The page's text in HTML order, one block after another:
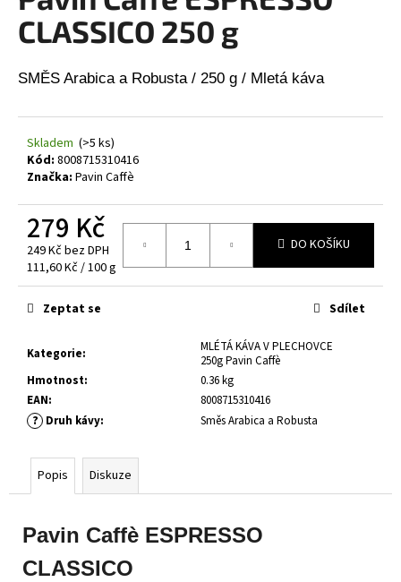
0,0
z
hvězdiček.
CLASSICO 250 g
SMĚS Arabica a Robusta / 250 g / Mletá káva
Skladem (>5 ks)
Kód: 8008715310416
Značka: Pavin Caffè
279 Kč
249 Kč bez DPH
Měrná
cena:
111,60 Kč / 100 g
DO KOŠÍKU
Kategorie:
MLÉTÁ KÁVA V PLECHOVCE
250g Pavin Caffè
Hmotnost:
0.36 kg
EAN: 8008715310416
? Druh kávy: Směs Arabica a Robusta
Zeptat se Sdílet
Popis Diskuze
Pavin Caffè ESPRESSO
CLASSICO
a
j
í
?
HLEDAT
D
o
o
u
u
FILONE